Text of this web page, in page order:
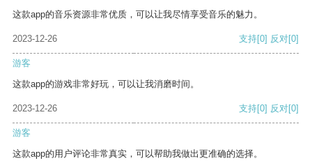
这款app的音乐资源非常优质，可以让我尽情享受音乐的魅力。
2023-12-26 支持[0] 反对[0]
游客
这款app的游戏非常好玩，可以让我消磨时间。
2023-12-26 支持[0] 反对[0]
游客
这款app的用户评论非常真实，可以帮助我做出更准确的选择。